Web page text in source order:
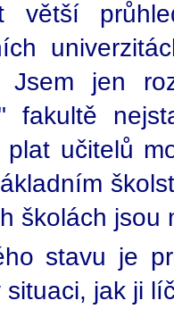
větší
Jsem jen
fakultě
plat učitelů
školách jsou
stavu je
situaci, jak ji